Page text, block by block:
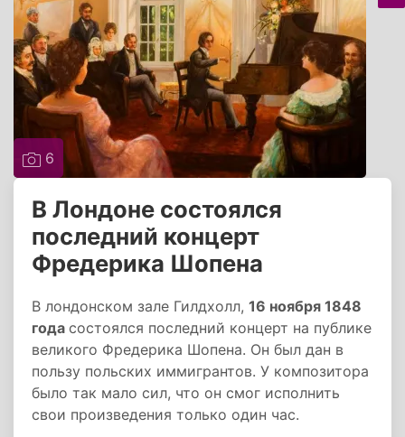
6
В Лондоне состоялся
последний концерт
Фредерика Шопена
В лондонском зале Гилдхолл, 16 ноября 1848
года состоялся последний концерт на публике
великого Фредерика Шопена. Он был дан в
пользу польских иммигрантов. У композитора
было так мало сил, что он смог исполнить
свои произведения только один час.